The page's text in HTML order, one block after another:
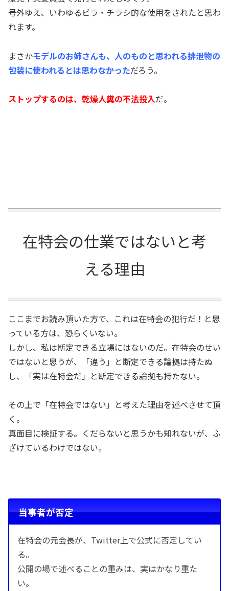
号外ゆえ、いわゆるビラ・チラシ的な使用をされたと思わ
れます。
まさかモデルのお姉さんも、人のものと思われる排泄物の
包装に使われるとは思わなかっただろう。
ストップするのは、乾燥人糞の不法投入だ。
在特会の仕業ではないと考
える理由
ここまでお読み頂いた方で、これは在特会の犯行だ！と思
っている方は、恐らくいない。
しかし、私は断定できる立場にはないのだ。在特会のせい
ではないと思うが、「違う」と断定できる論拠は持たぬ
し、「実は在特会だ」と断定できる論拠も持たない。
その上で「在特会ではない」と考えた理由を述べさせて頂
く。
真面目に検証する。くだらないと思うかも知れないが、ふ
ざけているわけではない。
当事者が否定
在特会の元会長が、Twitter上で公式に否定してい
る。
公開の場で述べることの重みは、実はかなり重た
い。